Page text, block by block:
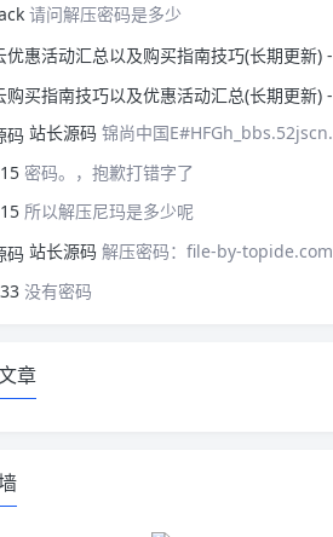
请问解压密码是多少
站长源码 锦尚中国E#HFGh_bbs.52jscn.comEYzhibo8
密码。，抱歉打错字了
所以解压尼玛是多少呢
站长源码 解压密码：file-by-topide.com
没有密码
章